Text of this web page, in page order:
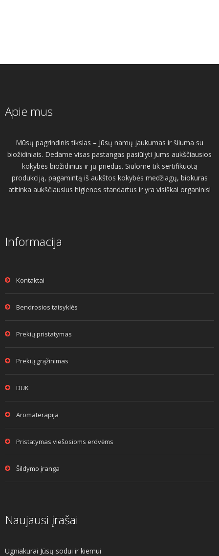
Apie mus
Mūsų pagrindinis tikslas – Jūsų namų jaukumas ir šiluma su
biožidiniais. Dedame visas pastangas pasiūlyti Jums aukščiausios
kokybės biožidinius ir jų priedus. Siūlome tik sertifikuotą
produkciją, pagamintą iš aukštos kokybės medžiagų, biokuras
atitinka aukščiausius higienos standartus ir yra visiškai organinis!
Informacija
Kontaktai
Bendrosios taisyklės
Prekių pristatymas
Prekių grąžinimas
DUK
Aromaterapija
Pristatymas viešosioms erdvėms
Šildymo įranga
Naujausi įrašai
Ugniakurai Jūsų sodui ir kiemui